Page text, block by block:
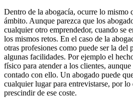
Dentro de la abogacía, ocurre lo mismo
ámbito. Aunque parezca que los
cualquier otro emprendedor, cuando se
los mismos retos. En el caso de la
otras profesiones como puede ser la del
algunas facilidades. Por ejemplo el
físico para atender a los clientes,
contado con ello. Un abogado puede
cualquier lugar para entrevistarse, por
prescindir de ese coste.